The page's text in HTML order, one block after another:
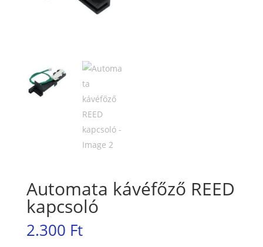
Automata kávéfőző REED
kapcsoló
2.300 Ft